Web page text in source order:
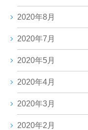
2020年8月
2020年7月
2020年5月
2020年4月
2020年3月
2020年2月